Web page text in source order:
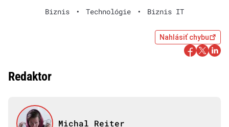
Biznis • Technológie • Biznis IT
Nahlásiť chybu
Redaktor
Michal Reiter